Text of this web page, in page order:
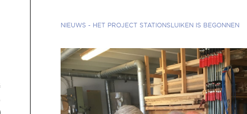
NIEUWS - HET PROJECT STATIONSLUIKEN IS BEGONNEN